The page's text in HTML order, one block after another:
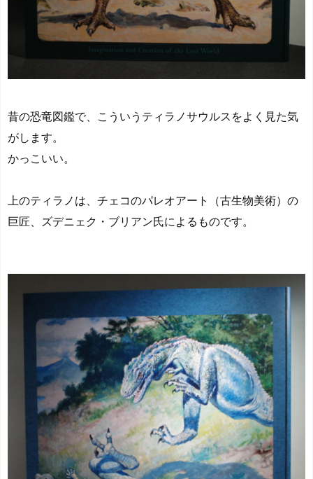
昔の恐竜図鑑で、こういうティラノサウルスをよく見た気
がします。
かっこいい。
上のティラノは、チェコのパレオアート（古生物美術）の
巨匠、ズデニェク・ブリアン氏によるものです。